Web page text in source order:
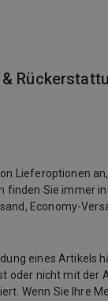
Lieferoptionen
Sie immer
Economy-
eines Artikels
oder nicht mit der
Wenn Sie Ihre